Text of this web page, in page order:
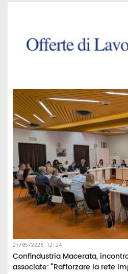
27/05/2026 12:24
Confindustria Macerata,
associate: “Rafforzare la rete